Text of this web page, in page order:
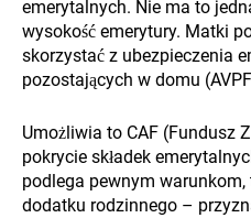
emerytalnych. Nie ma to
wysokość emerytury. Matki
skorzystać z ubezpieczenia
pozostających w domu
Umożliwia to CAF (Fundusz
pokrycie składek
podlega pewnym
dodatku rodzinnego –